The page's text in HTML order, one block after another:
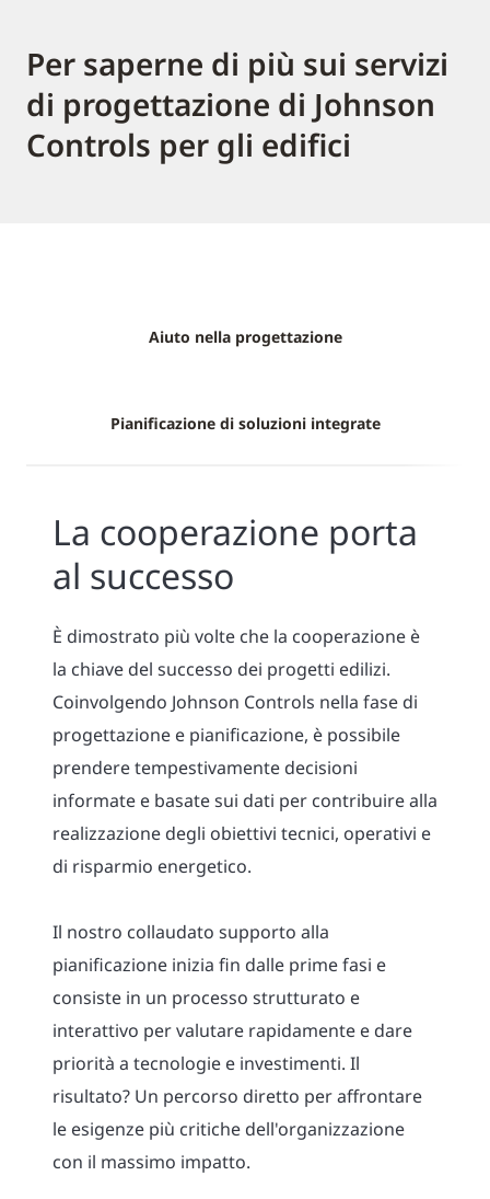
Per saperne di più sui servizi
di progettazione di Johnson
Controls per gli edifici
Aiuto nella progettazione
Pianificazione di soluzioni integrate
La cooperazione porta
al successo
È dimostrato più volte che la cooperazione è
la chiave del successo dei progetti edilizi.
Coinvolgendo Johnson Controls nella fase di
progettazione e pianificazione, è possibile
prendere tempestivamente decisioni
informate e basate sui dati per contribuire alla
realizzazione degli obiettivi tecnici, operativi e
di risparmio energetico.
Il nostro collaudato supporto alla
pianificazione inizia fin dalle prime fasi e
consiste in un processo strutturato e
interattivo per valutare rapidamente e dare
priorità a tecnologie e investimenti. Il
risultato? Un percorso diretto per affrontare
le esigenze più critiche dell'organizzazione
con il massimo impatto.